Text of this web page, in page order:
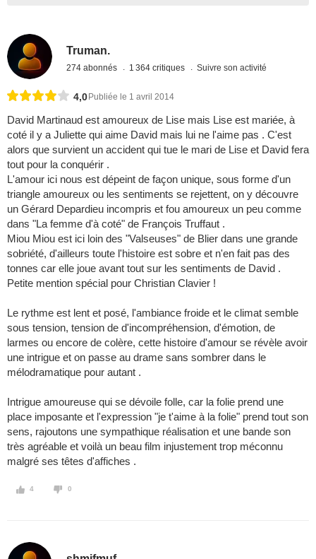
Truman.
274 abonnés 1 364 critiques Suivre son activité
4,0 Publiée le 1 avril 2014
David Martinaud est amoureux de Lise mais Lise est mariée, à
coté il y a Juliette qui aime David mais lui ne l'aime pas . C'est
alors que survient un accident qui tue le mari de Lise et David fera
tout pour la conquérir .
L'amour ici nous est dépeint de façon unique, sous forme d'un
triangle amoureux ou les sentiments se rejettent, on y découvre
un Gérard Depardieu incompris et fou amoureux un peu comme
dans "La femme d'à coté" de François Truffaut .
Miou Miou est ici loin des "Valseuses" de Blier dans une grande
sobriété, d'ailleurs toute l'histoire est sobre et n'en fait pas des
tonnes car elle joue avant tout sur les sentiments de David .
Petite mention spécial pour Christian Clavier !
Le rythme est lent et posé, l'ambiance froide et le climat semble
sous tension, tension de d'incompréhension, d'émotion, de
larmes ou encore de colère, cette histoire d'amour se révèle avoir
une intrigue et on passe au drame sans sombrer dans le
mélodramatique pour autant .
Intrigue amoureuse qui se dévoile folle, car la folie prend une
place imposante et l'expression "je t'aime à la folie" prend tout son
sens, rajoutons une sympathique réalisation et une bande son
très agréable et voilà un beau film injustement trop méconnu
malgré ses têtes d'affiches .
4 0